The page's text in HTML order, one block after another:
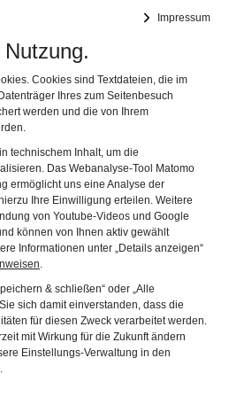
Impressum
Cookies sind Textdateien, die im
Ihres zum Seitenbesuch
werden und die von Ihrem
technischem Inhalt, um die
Das Webanalyse-Tool Matomo
ermöglicht uns eine Analyse der
Ihre Einwilligung erteilen. Weitere
von Youtube-Videos und Google
können von Ihnen aktiv gewählt
Informationen unter „Details anzeigen“
.
& schließen“ oder „Alle
sich damit einverstanden, dass die
für diesen Zweck verarbeitet werden.
mit Wirkung für die Zukunft ändern
Einstellungs-Verwaltung in den
VERGANGENHEIT
Bedaium in Seebruck
Aufgabe gestellt die Geschichte
insbesondere die römische
im Jahre 1979 fördern wir
Kulturgüter. Es werden vom
interessante Vorträge zu